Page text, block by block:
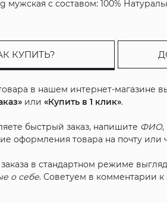
мужская с составом: 100%
КУПИТЬ?
в нашем интернет-магазине
или«Купить в 1 клик».
быстрый заказ, напишите ФИО,
оформления товара на почту или
в стандартном режиме
о себе. Советуем в комментарии